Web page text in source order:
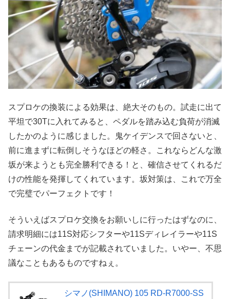
スプロケの換装による効果は、絶大そのもの。試走に出て
平坦で30Tに入れてみると、ペダルを踏み込む負荷が消滅
したかのように感じました。鬼ケイデンスで回さないと、
前に進まずに転倒しそうなほどの軽さ。これならどんな激
坂が来ようとも完全勝利できる！と、確信させてくれるだ
けの性能を発揮してくれています。坂対策は、これで万全
で完璧でパーフェクトです！
そういえばスプロケ交換をお願いしに行ったはずなのに、
請求明細には11S対応シフターや11Sディレイラーや11S
チェーンの代金までが記載されていました。いやー、不思
議なこともあるものですねぇ。
シマノ(SHIMANO) 105 RD-R7000-SS